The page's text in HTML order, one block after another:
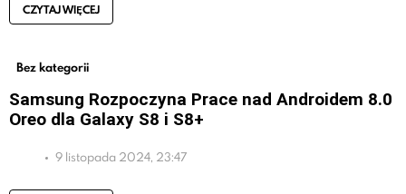
CZYTAJ WIĘCEJ
Bez kategorii
Samsung Rozpoczyna Prace nad Androidem 8.0
Oreo dla Galaxy S8 i S8+
9 listopada 2024, 23:47